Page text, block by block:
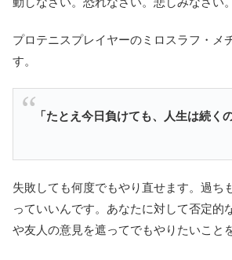
プロテニスプレイヤーのミロスラフ・メ
す。
「たとえ今日負けても、人生は続く
失敗しても何度でもやり直せます。過ち
っていいんです。あなたに対して否定的
や友人の意見を遮ってでもやりたいこと